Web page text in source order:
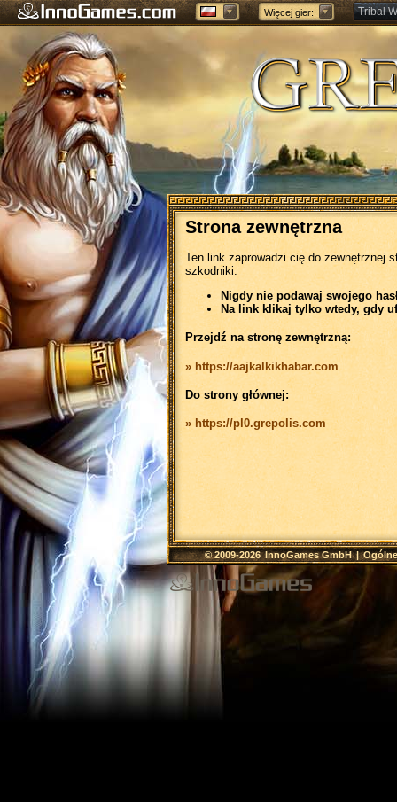
Więcej gier: Tribal
Forge
Strona zewnętrzna
Ten link zaprowadzi cię do zewnętrznej
szkodniki.
Nigdy nie podawaj swojego
Na link klikaj tylko wtedy, gdy
Przejdź na stronę zewnętrzną:
» https://aajkalkikhabar.com
Do strony głównej:
» https://pl0.grepolis.com
© 2009-2026InnoGames GmbH|